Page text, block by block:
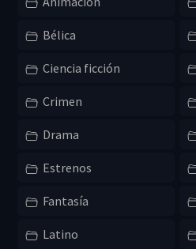
Bélica
Ciencia ficción
Crimen
Drama
Estrenos
Fantasía
Latino